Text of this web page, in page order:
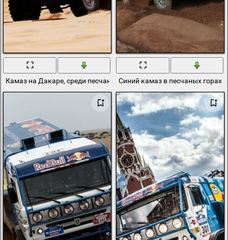
Камаз на Дакаре, среди песчаных дюнСиний камаз в песчаных горах